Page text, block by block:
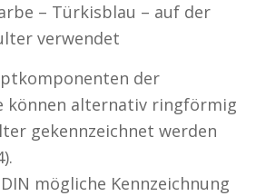
– Türkisblau – auf der
verwendet
der
können alternativ ringförmig
gekennzeichnet werden
mögliche Kennzeichnung